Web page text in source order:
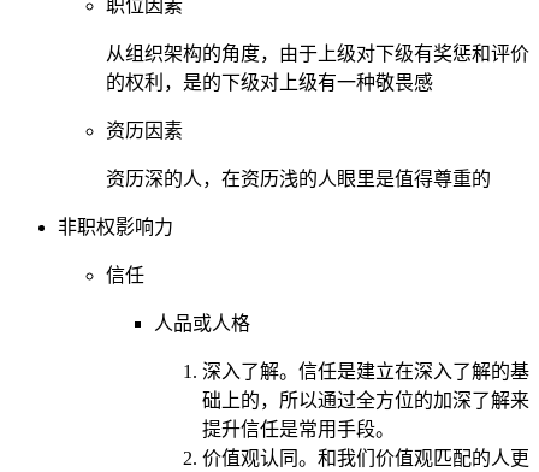
职位因素
从组织架构的角度，由于上级对下级有奖惩和评价
的权利，是的下级对上级有一种敬畏感
资历因素
资历深的人，在资历浅的人眼里是值得尊重的
非职权影响力
信任
人品或人格
深入了解。信任是建立在深入了解的基
础上的，所以通过全方位的加深了解来
提升信任是常用手段。
价值观认同。和我们价值观匹配的人更